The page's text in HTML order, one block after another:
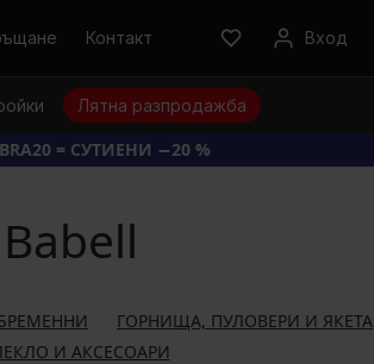
Контакт Вход
Лятна разпродажба
= СУТИЕНИ −20 %
ГОРНИЩА, ПУЛОВЕРИ И ЯКЕТА
И АКСЕСОАРИ